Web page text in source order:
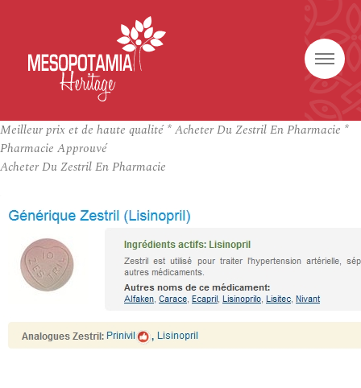
Meilleur prix et de haute qualité * Acheter Du Zestril En Pharmacie *
Pharmacie Approuvé
Acheter Du Zestril En Pharmacie